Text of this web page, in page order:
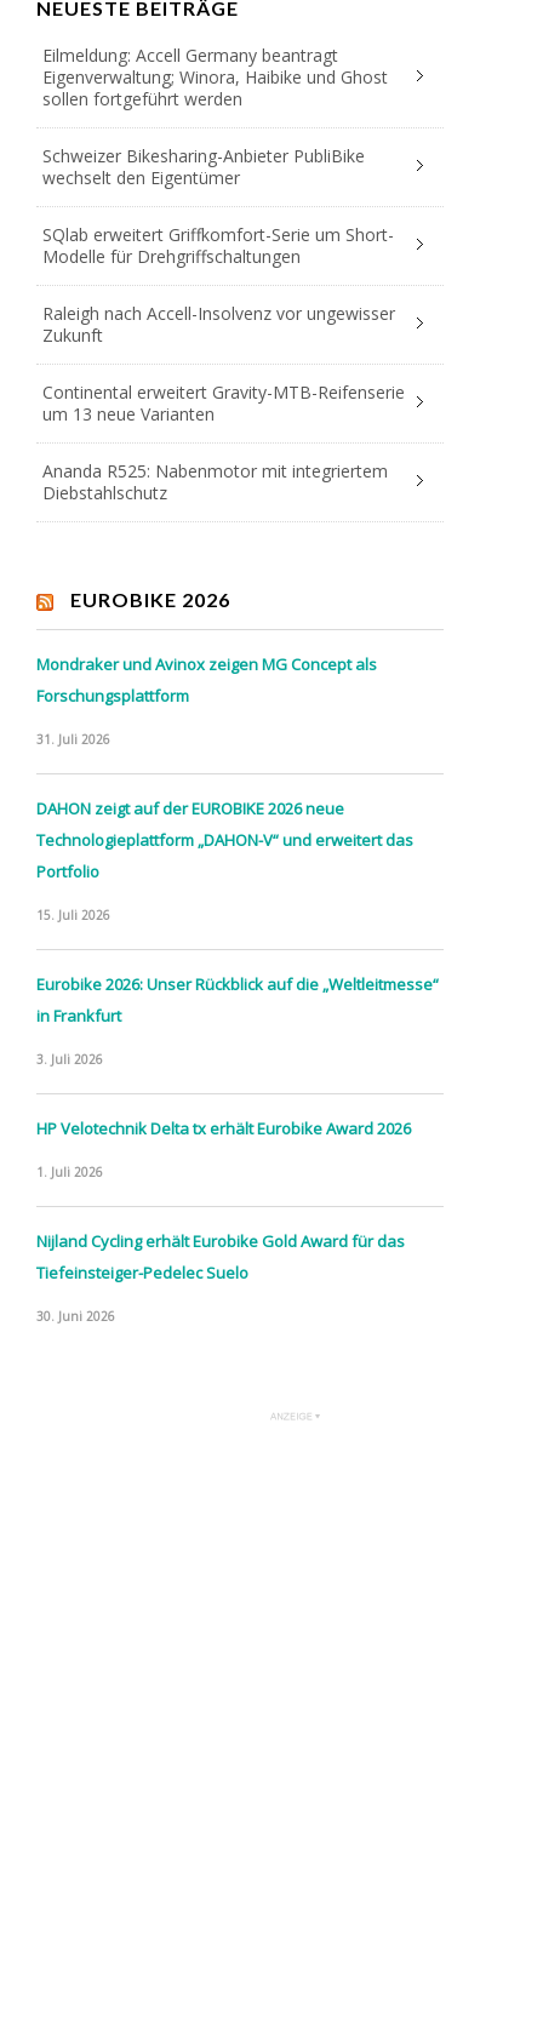
NEUESTE BEITRÄGE
Eilmeldung: Accell Germany beantragt
Eigenverwaltung; Winora, Haibike und Ghost
sollen fortgeführt werden
Schweizer Bikesharing-Anbieter PubliBike
wechselt den Eigentümer
SQlab erweitert Griffkomfort-Serie um Short-
Modelle für Drehgriffschaltungen
Raleigh nach Accell-Insolvenz vor ungewisser
Zukunft
Continental erweitert Gravity-MTB-Reifenserie
um 13 neue Varianten
Ananda R525: Nabenmotor mit integriertem
Diebstahlschutz
EUROBIKE 2026
Mondraker und Avinox zeigen MG Concept als
Forschungsplattform
31. Juli 2026
DAHON zeigt auf der EUROBIKE 2026 neue
Technologieplattform „DAHON-V“ und erweitert das
Portfolio
15. Juli 2026
Eurobike 2026: Unser Rückblick auf die „Weltleitmesse“
in Frankfurt
3. Juli 2026
HP Velotechnik Delta tx erhält Eurobike Award 2026
1. Juli 2026
Nijland Cycling erhält Eurobike Gold Award für das
Tiefeinsteiger-Pedelec Suelo
30. Juni 2026